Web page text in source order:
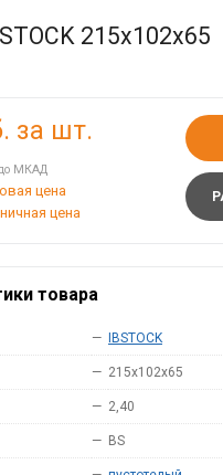
215x102x65
за шт.
МКАД
цена
цена
товара
— IBSTOCK
— 215x102x65
— 2,40
— BS